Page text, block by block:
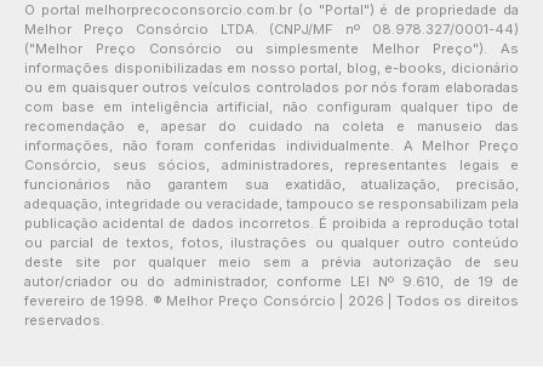
O portal melhorprecoconsorcio.com.br (o "Portal") é de propriedade da
Melhor Preço Consórcio LTDA. (CNPJ/MF nº 08.978.327/0001-44)
("Melhor Preço Consórcio ou simplesmente Melhor Preço"). As
informações disponibilizadas em nosso portal, blog, e-books, dicionário
ou em quaisquer outros veículos controlados por nós foram elaboradas
com base em inteligência artificial, não configuram qualquer tipo de
recomendação e, apesar do cuidado na coleta e manuseio das
informações, não foram conferidas individualmente. A Melhor Preço
Consórcio, seus sócios, administradores, representantes legais e
funcionários não garantem sua exatidão, atualização, precisão,
adequação, integridade ou veracidade, tampouco se responsabilizam pela
publicação acidental de dados incorretos. É proibida a reprodução total
ou parcial de textos, fotos, ilustrações ou qualquer outro conteúdo
deste site por qualquer meio sem a prévia autorização de seu
autor/criador ou do administrador, conforme LEI Nº 9.610, de 19 de
fevereiro de 1998. ® Melhor Preço Consórcio | 2026 | Todos os direitos
reservados.